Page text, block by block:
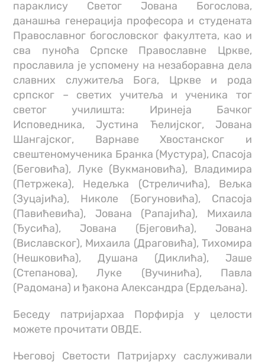
параклису Светог Јована Богослова,
данашња генерација професора и студената
Православног богословског факултета, као и
сва пуноћа Српске Православне Цркве,
прославила је успомену на незаборавна дела
славних служитеља Бога, Цркве и рода
српског – светих учитеља и ученика тог
светог училишта: Иринеја Бачког
Исповедника, Јустина Ћелијског, Јована
Шангајског, Варнаве Хвостанског и
свештеномученика Бранка (Мустура), Спасоја
(Беговића), Луке (Вукмановића), Владимира
(Петржека), Недељка (Стреличића), Вељка
(Зуцајића), Николе (Богуновића), Спасоја
(Павићевића), Јована (Рапајића), Михаила
(Ђусића), Јована (Бјеговића), Јована
(Виславског), Михаила (Драговића), Тихомира
(Нешковића), Душана (Диклића), Јаше
(Степанова), Луке (Вучинића), Павла
(Радомана) и ђакона Александра (Ердељана).
Беседу патријархаа Порфирја у целости
можете прочитати ОВДЕ.
Његовој Светости Патријарху саслуживали